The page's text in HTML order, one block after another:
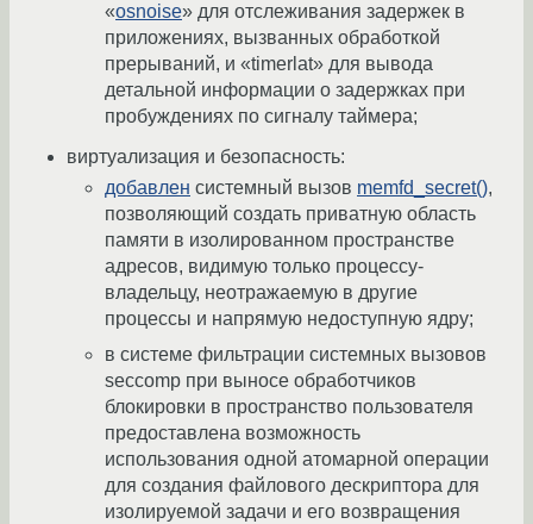
«osnoise» для отслеживания задержек в
приложениях, вызванных обработкой
прерываний, и «timerlat» для вывода
детальной информации о задержках при
пробуждениях по сигналу таймера;
виртуализация и безопасность:
добавлен системный вызов memfd_secret(),
позволяющий создать приватную область
памяти в изолированном пространстве
адресов, видимую только процессу-
владельцу, неотражаемую в другие
процессы и напрямую недоступную ядру;
в системе фильтрации системных вызовов
seccomp при выносе обработчиков
блокировки в пространство пользователя
предоставлена возможность
использования одной атомарной операции
для создания файлового дескриптора для
изолируемой задачи и его возвращения